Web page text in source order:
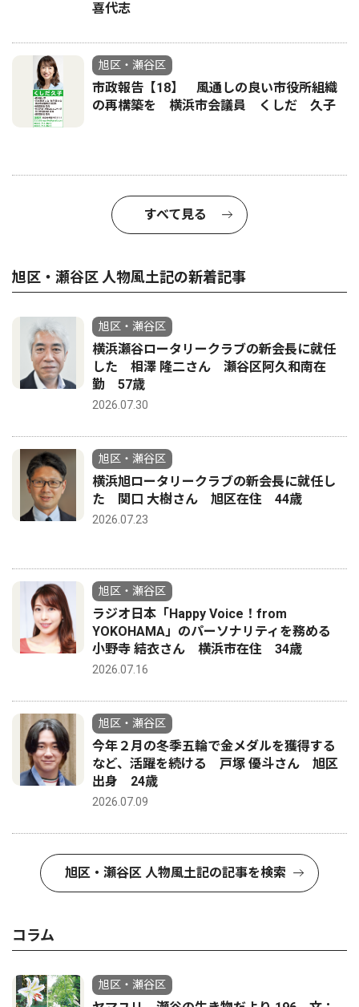
喜代志
旭区・瀬谷区
市政報告【18】 風通しの良い市役所組織
の再構築を 横浜市会議員 くしだ 久子
すべて見る
旭区・瀬谷区 人物風土記の新着記事
旭区・瀬谷区
横浜瀬谷ロータリークラブの新会長に就任
した 相澤 隆二さん 瀬谷区阿久和南在
勤 57歳
2026.07.30
旭区・瀬谷区
横浜旭ロータリークラブの新会長に就任し
た 関口 大樹さん 旭区在住 44歳
2026.07.23
旭区・瀬谷区
ラジオ日本「Happy Voice！from
YOKOHAMA」のパーソナリティを務める
小野寺 結衣さん 横浜市在住 34歳
2026.07.16
旭区・瀬谷区
今年２月の冬季五輪で金メダルを獲得する
など、活躍を続ける 戸塚 優斗さん 旭区
出身 24歳
2026.07.09
旭区・瀬谷区 人物風土記の記事を検索
コラム
旭区・瀬谷区